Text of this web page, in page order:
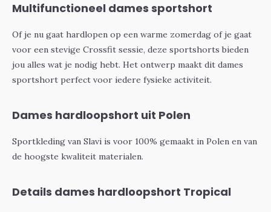
Multifunctioneel dames sportshort
Of je nu gaat hardlopen op een warme zomerdag of je gaat
voor een stevige Crossfit sessie, deze sportshorts bieden
jou alles wat je nodig hebt. Het ontwerp maakt dit dames
sportshort perfect voor iedere fysieke activiteit.
Dames hardloopshort uit Polen
Sportkleding van Slavi is voor 100% gemaakt in Polen en van
de hoogste kwaliteit materialen.
Details dames hardloopshort Tropical